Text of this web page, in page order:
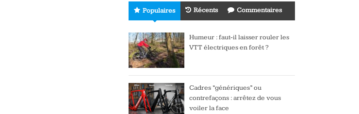
Populaires Récents Commentaires
Humeur : faut-il laisser rouler les
VTT électriques en forêt ?
Cadres “génériques” ou
contrefaçons : arrêtez de vous
voiler la face